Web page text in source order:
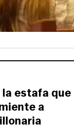
la estafa que
a